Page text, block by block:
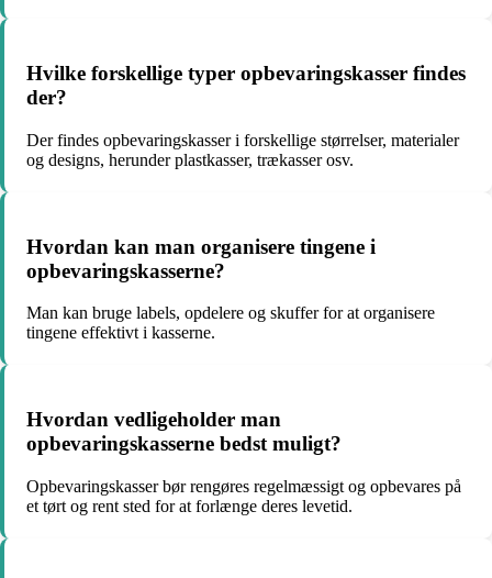
Hvilke forskellige typer opbevaringskasser findes
der?
Der findes opbevaringskasser i forskellige størrelser, materialer
og designs, herunder plastkasser, trækasser osv.
Hvordan kan man organisere tingene i
opbevaringskasserne?
Man kan bruge labels, opdelere og skuffer for at organisere
tingene effektivt i kasserne.
Hvordan vedligeholder man
opbevaringskasserne bedst muligt?
Opbevaringskasser bør rengøres regelmæssigt og opbevares på
et tørt og rent sted for at forlænge deres levetid.